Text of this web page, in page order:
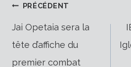
PRÉCÉDENT
Jai Opetaia sera la
tête d’affiche du
premier combat